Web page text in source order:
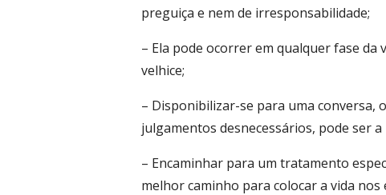
preguiça e nem de irresponsabilidade;
– Ela pode ocorrer em qualquer fase da
velhice;
– Disponibilizar-se para uma conversa,
julgamentos desnecessários, pode ser
– Encaminhar para um tratamento
melhor caminho para colocar a vida nos